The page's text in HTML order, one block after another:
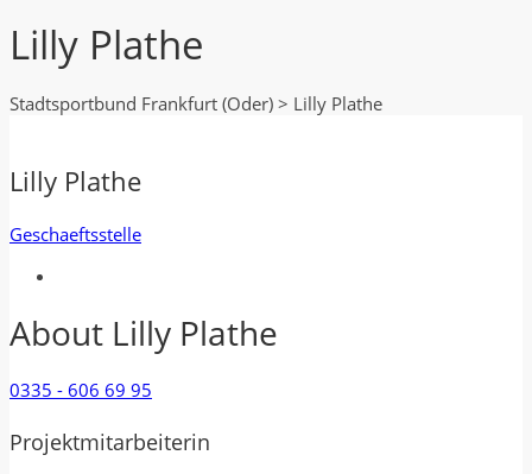
Lilly Plathe
Stadtsportbund Frankfurt (Oder) > Lilly Plathe
Lilly Plathe
Geschaeftsstelle
About Lilly Plathe
0335 - 606 69 95
Projektmitarbeiterin